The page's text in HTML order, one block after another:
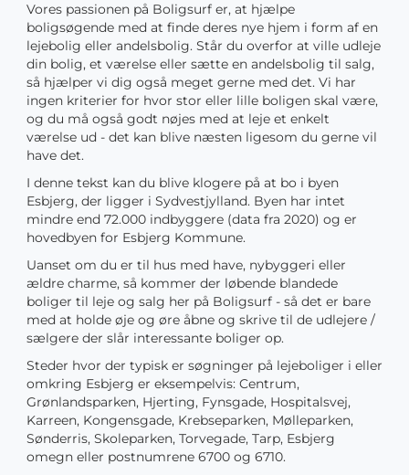
Vores passionen på Boligsurf er, at hjælpe
boligsøgende med at finde deres nye hjem i form af en
lejebolig eller andelsbolig. Står du overfor at ville udleje
din bolig, et værelse eller sætte en andelsbolig til salg,
så hjælper vi dig også meget gerne med det. Vi har
ingen kriterier for hvor stor eller lille boligen skal være,
og du må også godt nøjes med at leje et enkelt
værelse ud - det kan blive næsten ligesom du gerne vil
have det.
I denne tekst kan du blive klogere på at bo i byen
Esbjerg, der ligger i Sydvestjylland. Byen har intet
mindre end 72.000 indbyggere (data fra 2020) og er
hovedbyen for Esbjerg Kommune.
Uanset om du er til hus med have, nybyggeri eller
ældre charme, så kommer der løbende blandede
boliger til leje og salg her på Boligsurf - så det er bare
med at holde øje og øre åbne og skrive til de udlejere /
sælgere der slår interessante boliger op.
Steder hvor der typisk er søgninger på lejeboliger i eller
omkring Esbjerg er eksempelvis: Centrum,
Grønlandsparken, Hjerting, Fynsgade, Hospitalsvej,
Karreen, Kongensgade, Krebseparken, Mølleparken,
Sønderris, Skoleparken, Torvegade, Tarp, Esbjerg
omegn eller postnumrene 6700 og 6710.